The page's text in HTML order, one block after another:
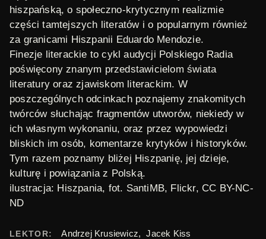
hiszpańską, o społeczno-krytycznym realizmie
części tamtejszych literatów i o popularnym również
za granicami Hiszpanii Eduardo Mendozie.
Finezje literackie to cykl audycji Polskiego Radia
poświęcony znanym przedstawicielom świata
literatury oraz zjawiskom literackim. W
poszczególnych odcinkach poznajemy znakomitych
twórców słuchając fragmentów utworów, niekiedy w
ich własnym wykonaniu, oraz przez wypowiedzi
bliskich im osób, komentarze krytyków i historyków.
Tym razem poznamy bliżej Hiszpanię, jej dzieje,
kulturę i powiązania z Polską.
ilustracja: Hiszpania, fot. SantiMB, Flickr, CC BY-NC-
ND
LEKTOR: Andrzej Krusiewicz, Jacek Kiss